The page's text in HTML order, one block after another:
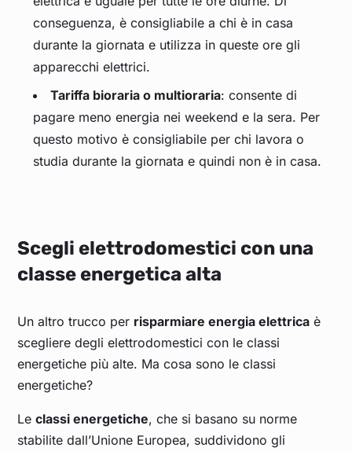
conseguenza, è consigliabile a chi è in casa
durante la giornata e utilizza in queste ore gli
apparecchi elettrici.
Tariffa bioraria o multioraria: consente di
pagare meno energia nei weekend e la sera. Per
questo motivo è consigliabile per chi lavora o
studia durante la giornata e quindi non è in casa.
Scegli elettrodomestici con una
classe energetica alta
Un altro trucco per risparmiare energia elettrica è
scegliere degli elettrodomestici con le classi
energetiche più alte. Ma cosa sono le classi
energetiche?
Leclassi energetiche, che si basano su norme
stabilite dall’Unione Europea, suddividono gli